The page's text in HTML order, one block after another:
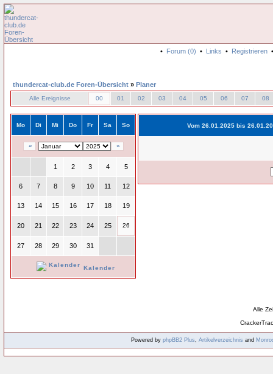
• Forum (0) • Links • Registrieren
thundercat-club.de Foren-Übersicht » Planer
Alle Ereignisse 00 01 02 03 04 05 06 07 08
Mo Di Mi Do Fr Sa So
« »
1 2 3 4 5
6 7 8 9 10 11 12
13 14 15 16 17 18 19
20 21 22 23 24 25 26
27 28 29 30 31
Kalender
Vom 26.01.2025 bis
Alle
Powered by phpBB2 Plus, Artikelverzeichnis and